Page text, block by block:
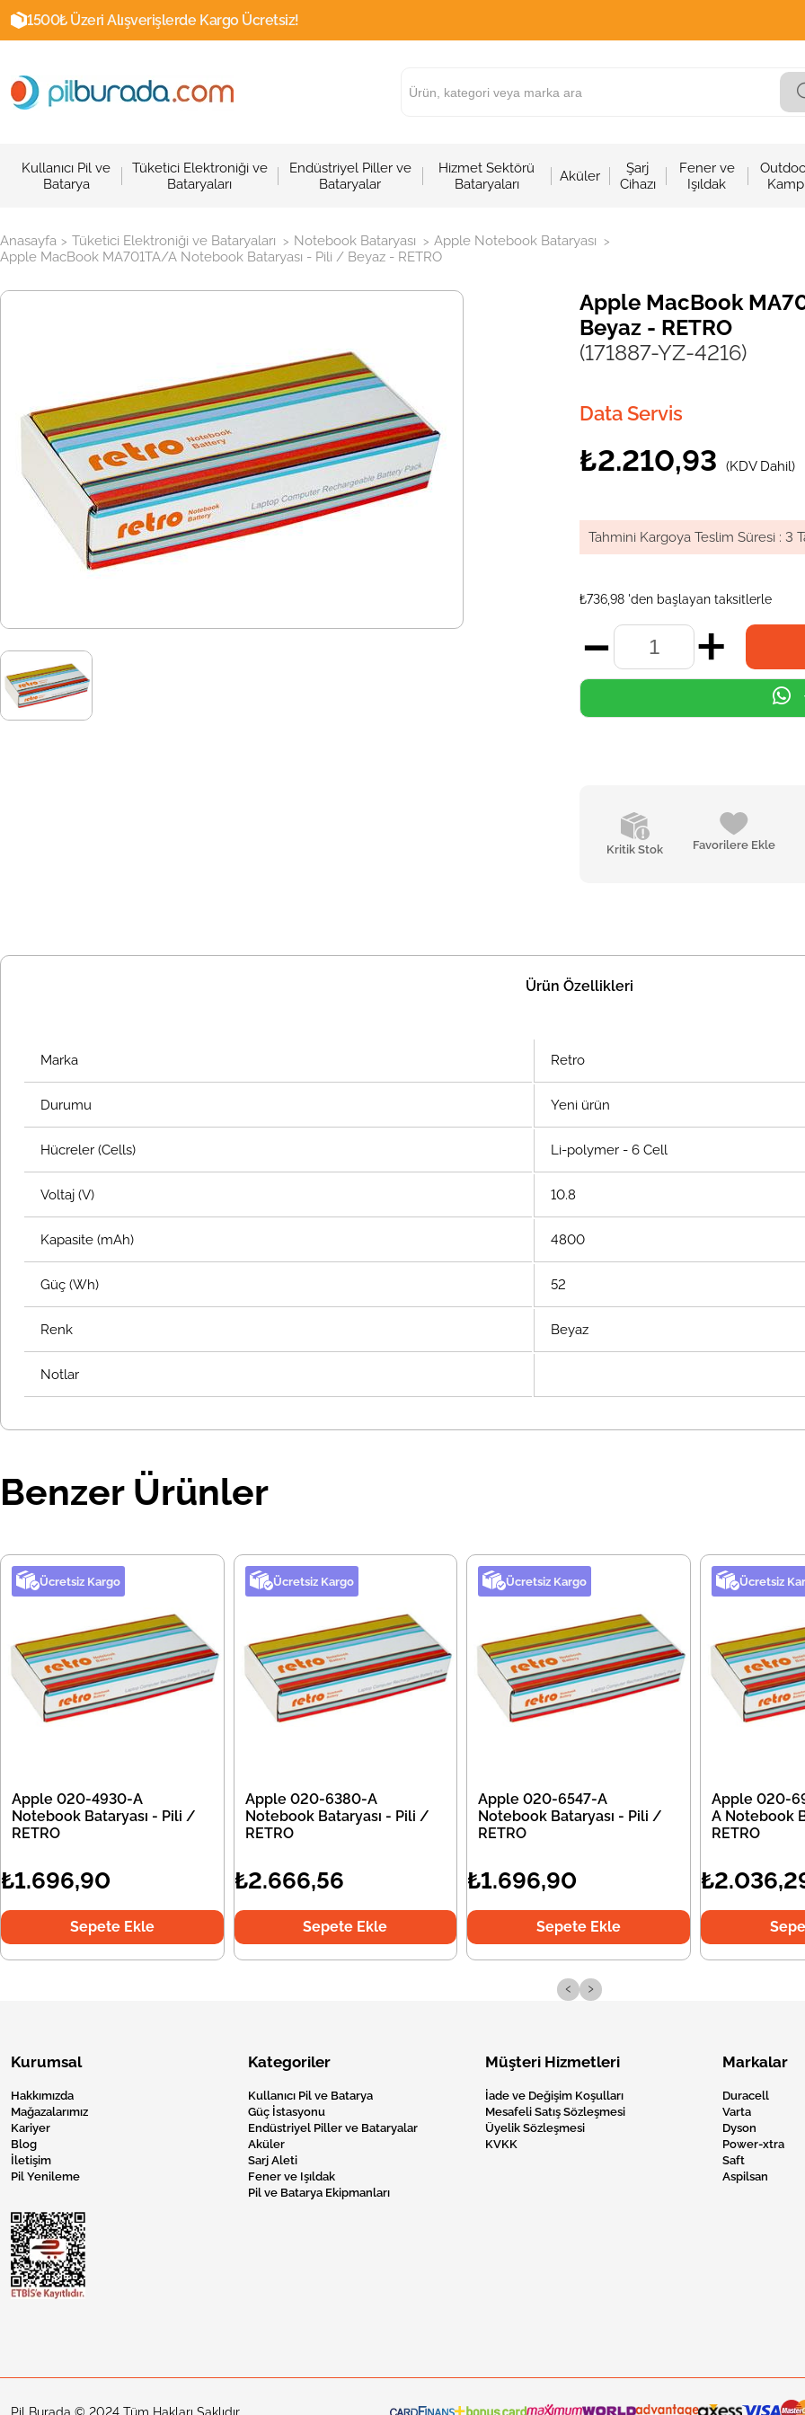
1500₺ Üzeri Alışverişlerde Kargo Ücretsiz!
Kullanıcı Pil ve
Batarya
Tüketici Elektroniği ve
Bataryaları
Endüstriyel Piller ve
Bataryalar
Hizmet Sektörü
Bataryaları
Aküler
Şarj
Cihazı
Fener ve
Işıldak
Kamp
Anasayfa > Tüketici Elektroniği ve Bataryaları > Notebook Bataryası > Apple Notebook Bataryası >
Apple MacBook MA701TA/A Notebook Bataryası - Pili / Beyaz - RETRO
Apple MacBook
Beyaz - RETRO
(171887-YZ-4216)
Data Servis
₺2.210,93 (KDV Dahil)
Tahmini Kargoya Teslim Süresi : 3
₺736,98 'den başlayan taksitlerle
Kritik Stok Favorilere Ekle
Ürün Özellikleri
Marka Retro
Durumu Yeni ürün
Hücreler (Cells) Li-polymer - 6 Cell
Voltaj (V) 10.8
Kapasite (mAh) 4800
Güç (Wh) 52
Renk Beyaz
Notlar
Benzer Ürünler
Ücretsiz Kargo
Apple 020-4930-A
Notebook Bataryası - Pili /
RETRO
₺1.696,90
Sepete Ekle
Ücretsiz Kargo
Apple 020-6380-A
Notebook Bataryası - Pili /
RETRO
₺2.666,56
Sepete Ekle
Ücretsiz Kargo
Apple 020-6547-A
Notebook Bataryası - Pili /
RETRO
₺1.696,90
Sepete Ekle
Ücretsiz
Apple 020-
A Notebook
RETRO
‹ ›
Kurumsal
Hakkımızda
Mağazalarımız
Kariyer
Blog
İletişim
Pil Yenileme
Kategoriler
Kullanıcı Pil ve Batarya
Güç İstasyonu
Endüstriyel Piller ve Bataryalar
Aküler
Sarj Aleti
Fener ve Işıldak
Pil ve Batarya Ekipmanları
Müşteri Hizmetleri
İade ve Değişim Koşulları
Mesafeli Satış Sözleşmesi
Üyelik Sözleşmesi
KVKK
Markalar
Duracell
Varta
Dyson
Power-xtra
Saft
Aspilsan